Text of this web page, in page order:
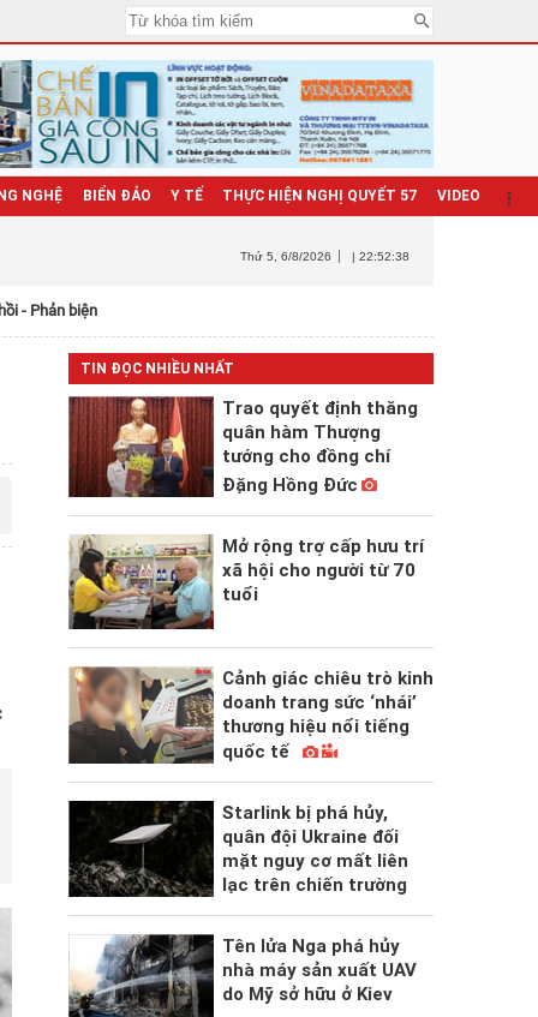
NGHỆ BIỂN ĐẢO Y TẾ THỰC HIỆN NGHỊ QUYẾT 57 VIDEO
Thứ 5 , 6/8/2026 | 22:52:39
- Phản biện
TIN ĐỌC NHIỀU NHẤT
Trao quyết định thăng
quân hàm Thượng
tướng cho đồng chí
Đặng Hồng Đức
Mở rộng trợ cấp hưu trí
xã hội cho người từ 70
tuổi
Cảnh giác chiêu trò kinh
doanh trang sức ‘nhái’
thương hiệu nổi tiếng
quốc tế
Starlink bị phá hủy,
quân đội Ukraine đối
mặt nguy cơ mất liên
lạc trên chiến trường
Tên lửa Nga phá hủy
nhà máy sản xuất UAV
do Mỹ sở hữu ở Kiev